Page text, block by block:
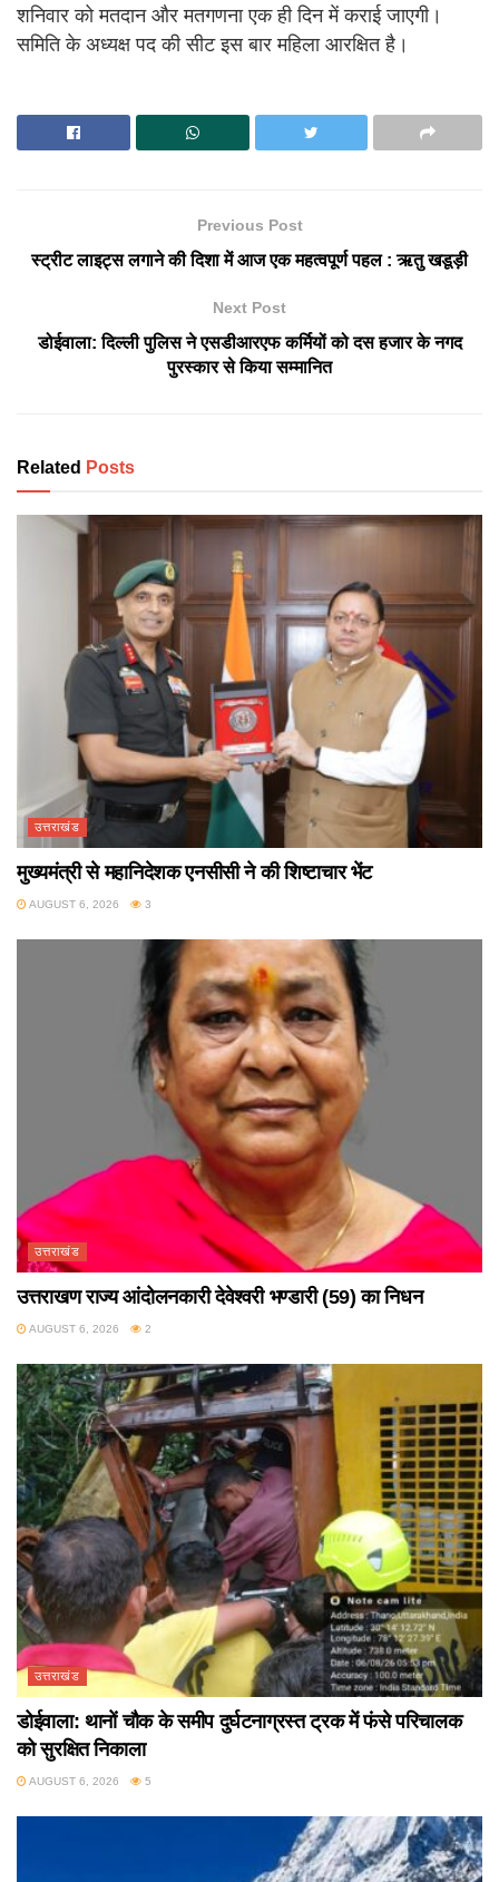
शनिवार को मतदान और मतगणना एक ही दिन में कराई जाएगी।
समिति के अध्यक्ष पद की सीट इस बार महिला आरक्षित है।
Previous Post
स्ट्रीट लाइट्स लगाने की दिशा में आज एक महत्वपूर्ण पहल : ऋतु खडूड़ी
Next Post
डोईवाला: दिल्ली पुलिस ने एसडीआरएफ कर्मियों को दस हजार के नगद
पुरस्कार से किया सम्मानित
Related Posts
उत्तराखंड
मुख्यमंत्री से महानिदेशक एनसीसी ने की शिष्टाचार भेंट
AUGUST 6, 2026 3
उत्तराखंड
उत्तराखण राज्य आंदोलनकारी देवेश्वरी भण्डारी (59) का निधन
AUGUST 6, 2026 2
उत्तराखंड
डोईवाला: थानों चौक के समीप दुर्घटनाग्रस्त ट्रक में फंसे परिचालक
को सुरक्षित निकाला
AUGUST 6, 2026 5